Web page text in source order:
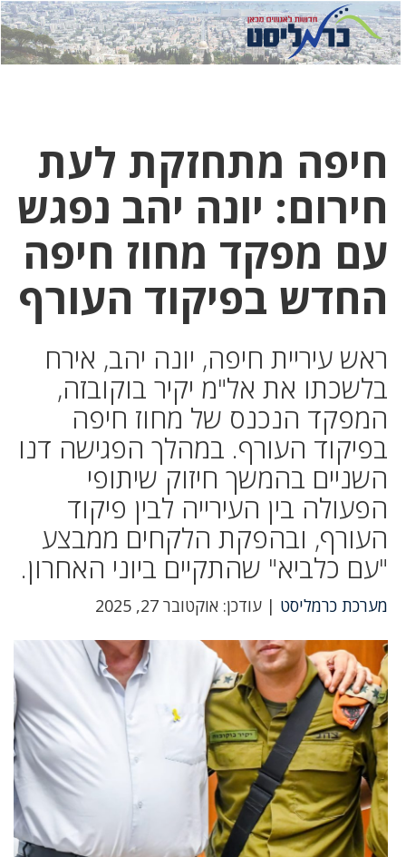
לחץ
כאן
לחץ
כדי
חיפה מתחזקת לעת
חירום: יונה יהב נפגש
עם מפקד מחוז חיפה
החדש בפיקוד העורף
ראש עיריית חיפה, יונה יהב, אירח
בלשכתו את אל"מ יקיר בוקובזה,
המפקד הנכנס של מחוז חיפה
בפיקוד העורף. במהלך הפגישה דנו
השניים בהמשך חיזוק שיתופי
הפעולה בין העירייה לבין פיקוד
העורף, ובהפקת הלקחים ממבצע
"עם כלביא" שהתקיים ביוני האחרון.
מערכת כרמליסט | עודכן: אוקטובר 27, 2025